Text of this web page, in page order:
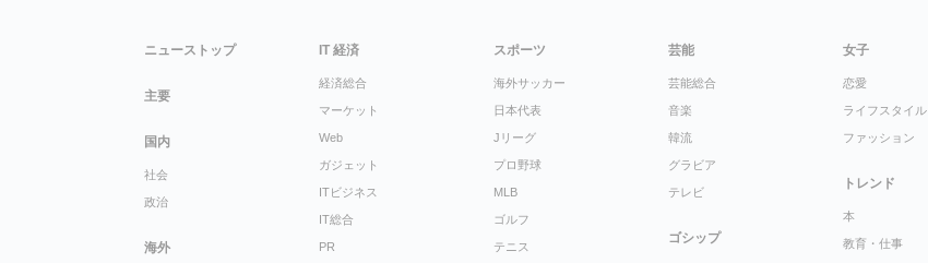
ニューストップ
主要
国内
社会
政治
海外
IT 経済
経済総合
マーケット
Web
ガジェット
ITビジネス
IT総合
PR
スポーツ
海外サッカー
日本代表
Jリーグ
プロ野球
MLB
ゴルフ
テニス
芸能
芸能総合
音楽
韓流
グラビア
テレビ
ゴシップ
女子
恋愛
ライフスタイル
ファッション
トレンド
本
教育・仕事